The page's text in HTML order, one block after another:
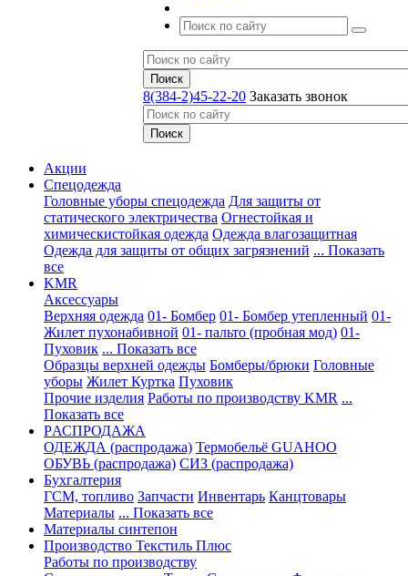
8(384-2)45-22-20 Заказать звонок
Акции
Спецодежда
Головные уборы спецодежда Для защиты от
статического электричества Огнестойкая и
химическистойкая одежда Одежда влагозащитная
Одежда для защиты от общих загрязнений ... Показать
все
KMR
Аксессуары
Верхняя одежда 01- Бомбер 01- Бомбер утепленный 01-
Жилет пухонабивной 01- пальто (пробная мод) 01-
Пуховик ... Показать все
Образцы верхней одежды Бомберы/брюки Головные
уборы Жилет Куртка Пуховик
Прочие изделия Работы по производству KMR ...
Показать все
PАСПРОДАЖА
ОДЕЖДА (распродажа) Термобельё GUAHOO
ОБУВЬ (распродажа) СИЗ (распродажа)
Бухгалтерия
ГСМ, топливо Запчасти Инвентарь Канцтовары
Материалы ... Показать все
Материалы синтепон
Производство Текстиль Плюс
Работы по производству